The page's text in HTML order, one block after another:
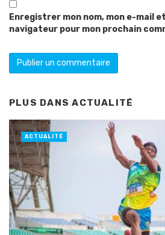
Enregistrer mon nom, mon e-mail
navigateur pour mon prochain
PLUS DANSACTUALITÉ
ACTUALITÉ